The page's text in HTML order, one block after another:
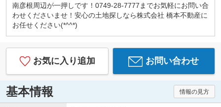
南彦根周辺が一押しです！0749-28-7777までお気軽にお問い合
わせくださいませ！安心の土地探しなら株式会社 橋本不動産に
お任せください(*^^*)
お気に入り追加 お問い合わせ
基本情報 情報の見方